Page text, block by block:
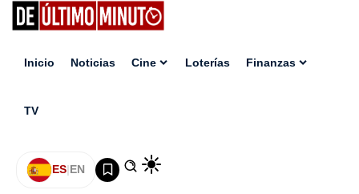
Inicio Noticias Cine Loterías Finanzas
TV
ES|EN